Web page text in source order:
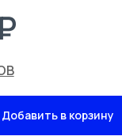
Добавить в корзину